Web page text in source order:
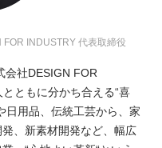
INDUSTRY 代表取締役
会社DESIGN FOR
ともに分かち合える“喜
日用品、伝統工芸から、家
、新素材開発など、幅広